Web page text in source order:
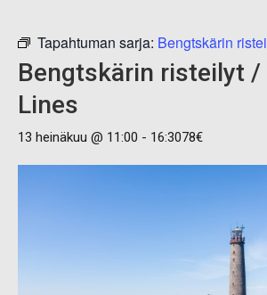
Tapahtuman sarja: Bengtskärin
Bengtskärin risteilyt /
Lines
13 heinäkuu @ 11:00 - 16:3078€